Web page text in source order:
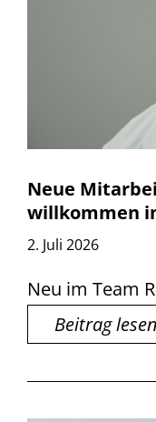
Neue
willkommen
2. Juli 2026
Neu im Team
Beitrag lesen